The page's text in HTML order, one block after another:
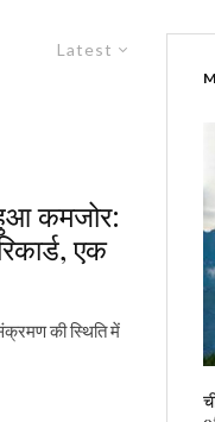
Latest
कमजोर:
एक
की स्थिति में